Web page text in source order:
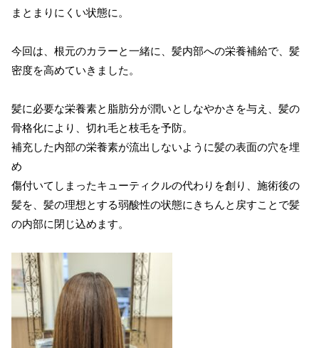
まとまりにくい状態に。
今回は、根元のカラーと一緒に、髪内部への栄養補給で、髪
密度を高めていきました。
髪に必要な栄養素と脂肪分が潤いとしなやかさを与え、髪の
骨格化により、切れ毛と枝毛を予防。
補充した内部の栄養素が流出しないように髪の表面の穴を埋
め
傷付いてしまったキューティクルの代わりを創り、施術後の
髪を、髪の理想とする弱酸性の状態にきちんと戻すことで髪
の内部に閉じ込めます。